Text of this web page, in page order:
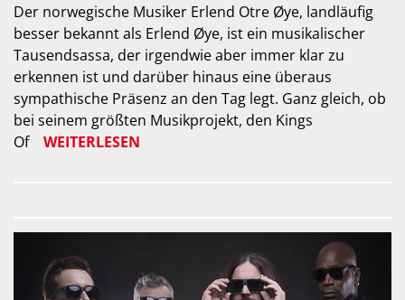
Der norwegische Musiker Erlend Otre Øye, landläufig
besser bekannt als Erlend Øye, ist ein musikalischer
Tausendsassa, der irgendwie aber immer klar zu
erkennen ist und darüber hinaus eine überaus
sympathische Präsenz an den Tag legt. Ganz gleich, ob
bei seinem größten Musikprojekt, den Kings
Of
WEITERLESEN